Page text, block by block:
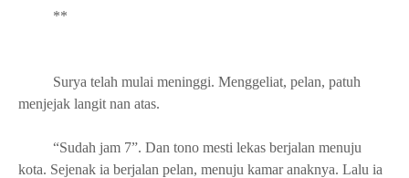
**
Surya telah mulai meninggi. Menggeliat, pelan, patuh
menjejak langit nan atas.
“Sudah jam 7”. Dan tono mesti lekas berjalan menuju
kota. Sejenak ia berjalan pelan, menuju kamar anaknya. Lalu ia